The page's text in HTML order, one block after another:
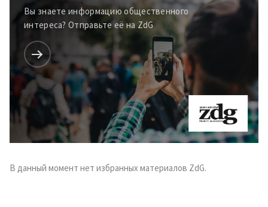
Вы знаете информацию общественного
интереса? Отправьте её на ZdG
В данный момент нет избранных материалов ZdG.